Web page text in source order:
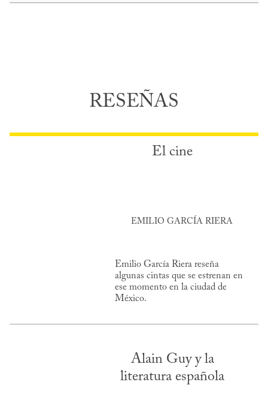
RESEÑAS
El cine
EMILIO GARCÍA RIERA
Emilio García Riera reseña
algunas cintas que se estrenan en
ese momento en la ciudad de
México.
Alain Guy y la
literatura española